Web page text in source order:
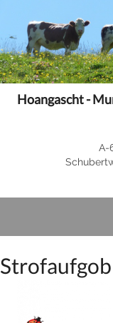
Hoangascht -
A-
Strofaufgob